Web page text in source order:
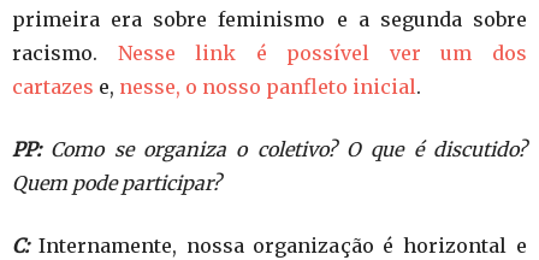
primeira era sobre feminismo e a segunda sobre
racismo. Nesse link é possível ver um dos
cartazes e, nesse, o nosso panfleto inicial.
PP:Como se organiza o coletivo? O que é discutido?
Quem pode participar?
C:Internamente, nossa organização é horizontal e